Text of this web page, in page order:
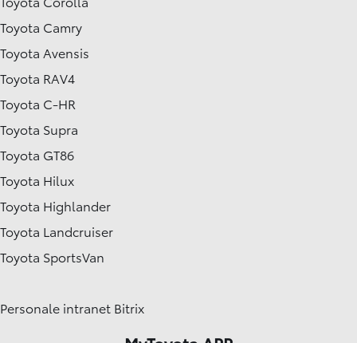
Toyota Camry
Toyota Avensis
Toyota RAV4
Toyota C-HR
Toyota Supra
Toyota GT86
Toyota Hilux
Toyota Highlander
Toyota Landcruiser
Toyota SportsVan
Personale intranet Bitrix